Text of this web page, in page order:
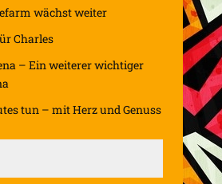
wächst weiter
Charles
– Ein weiterer wichtiger
tun – mit Herz und Genuss